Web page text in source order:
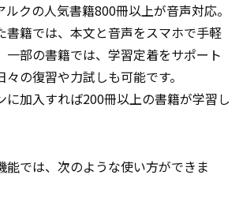
ルクの人気書籍800冊以上が音声対応。
書籍では、本文と音声をスマホで手軽
一部の書籍では、学習定着をサポート
の復習や力試しも可能です。
に加入すれば200冊以上の書籍が学習し
能では、次のような使い方ができま